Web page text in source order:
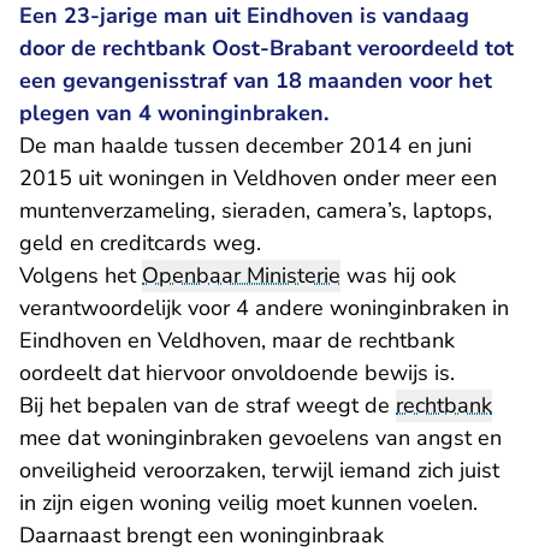
Een 23-jarige man uit Eindhoven is vandaag
door de rechtbank Oost-Brabant veroordeeld tot
een gevangenisstraf van 18 maanden voor het
plegen van 4 woninginbraken.
De man haalde tussen december 2014 en juni
2015 uit woningen in Veldhoven onder meer een
muntenverzameling, sieraden, camera’s, laptops,
geld en creditcards weg.
Volgens hetOpenbaar Ministerie was hij ook
verantwoordelijk voor 4 andere woninginbraken in
Eindhoven en Veldhoven, maar de rechtbank
oordeelt dat hiervoor onvoldoende bewijs is.
Bij het bepalen van de straf weegt de rechtbank
mee dat woninginbraken gevoelens van angst en
onveiligheid veroorzaken, terwijl iemand zich juist
in zijn eigen woning veilig moet kunnen voelen.
Daarnaast brengt een woninginbraak